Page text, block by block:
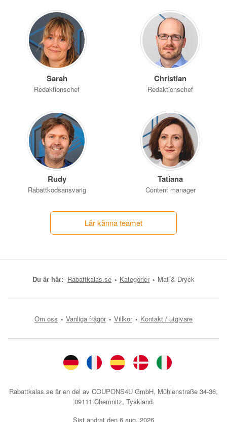
Sarah
Redaktionschef
Christian
Redaktionschef
Rudy
Rabattkodsansvarig
Tatiana
Content manager
Lär känna teamet
Du är här: Rabattkalas.se Kategorier Mat & Dryck
Om oss Vanliga frågor Villkor Kontakt / utgivare
Rabattkalas.se är en del av COUPONS4U GmbH, Mühlenstraße 34-36,
09111 Chemnitz, Tyskland
Sist ändrat den 6 aug. 2026